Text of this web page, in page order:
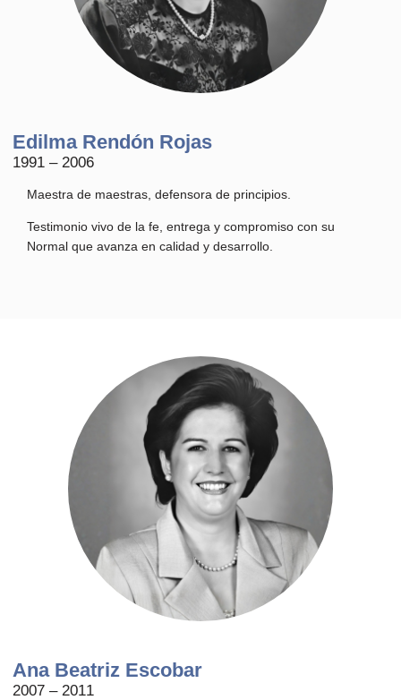
Edilma Rendón Rojas
1991 – 2006
Maestra de maestras, defensora de principios.
Testimonio vivo de la fe, entrega y compromiso con su
Normal que avanza en calidad y desarrollo.
Ana Beatriz Escobar
2007 – 2011